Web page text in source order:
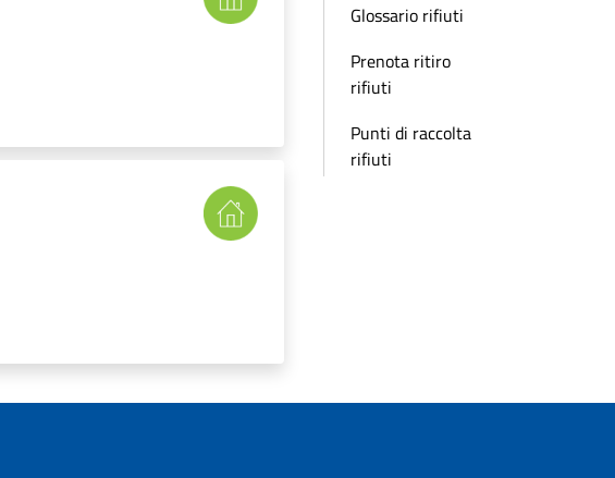
Glossario rifiuti
Prenota ritiro
rifiuti
Punti di raccolta
rifiuti